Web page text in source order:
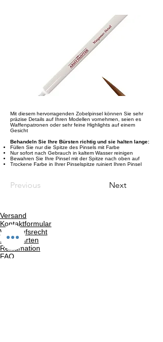
Mit diesem hervorragenden Zobelpinsel können Sie sehr
präzise Details auf Ihren Modellen vornehmen, seien es
Waffenpatronen oder sehr feine Highlights auf einem
Gesicht
Behandeln Sie Ihre Bürsten richtig und sie halten lange:
Füllen Sie nur die Spitze des Pinsels mit Farbe
Nur sofort nach Gebrauch in kaltem Wasser reinigen
Bewahren Sie Ihre Pinsel mit der Spitze nach oben auf
Trockene Farbe in Ihrer Pinselspitze ruiniert Ihren Pinsel
Previous Next
Versand
Kontaktformular
Widerrufsrecht
Bezahlarten
Reklamation
FAQ